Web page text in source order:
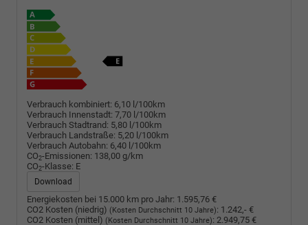
Verbrauch kombiniert: 6,10 l/100km
Verbrauch Innenstadt: 7,70 l/100km
Verbrauch Stadtrand: 5,80 l/100km
Verbrauch Landstraße: 5,20 l/100km
Verbrauch Autobahn: 6,40 l/100km
CO2-Emissionen: 138,00 g/km
CO2-Klasse: E
Download
Energiekosten bei 15.000 km pro Jahr: 1.595,76 €
CO2 Kosten (niedrig) (Kosten Durchschnitt 10 Jahre): 1.242,- €
CO2 Kosten (mittel) (Kosten Durchschnitt 10 Jahre): 2.949,75 €